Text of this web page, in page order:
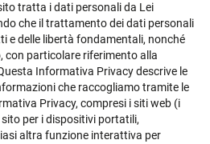
tratta i dati personali da Lei
che il trattamento dei dati personali
e delle libertà fondamentali, nonché
con particolare riferimento alla
Informativa Privacy descrive le
che raccogliamo tramite le
Privacy, compresi i siti web (i
sito per i dispositivi portatili,
altra funzione interattiva per